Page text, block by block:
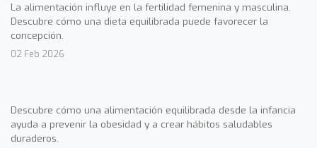
La alimentación influye en la fertilidad femenina y masculina.
Descubre cómo una dieta equilibrada puede favorecer la
concepción.
02 Feb 2026
Descubre cómo una alimentación equilibrada desde la infancia
ayuda a prevenir la obesidad y a crear hábitos saludables
duraderos.